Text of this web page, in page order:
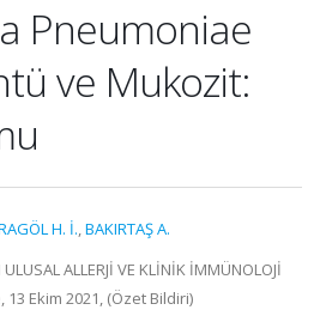
Pneumoniae
ve Mukozit:
H. İ.,BAKIRTAŞ A.
ALLERJİ VE KLİNİK İMMÜNOLOJİ
13 Ekim 2021, (Özet Bildiri)